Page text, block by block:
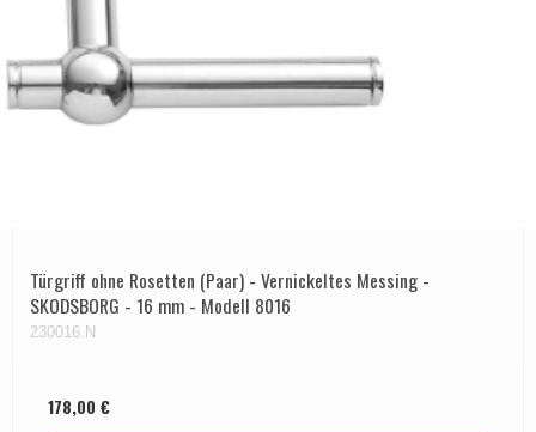
Türgriff ohne Rosetten (Paar) - Vernickeltes Messing -
SKODSBORG - 16 mm - Modell 8016
230016.N
178,00 €